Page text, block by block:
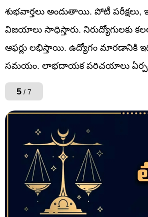
శుభవార్తలు అందుతాయి. పోటీ పరీక్షలు,
విజయాలు సాధిస్తారు. నిరుద్యోగులకు
ఆఫర్లు లభిస్తాయి. ఉద్యోగం మారడానికి
సమయం. లాభదాయక పరిచయాలు
5 / 7